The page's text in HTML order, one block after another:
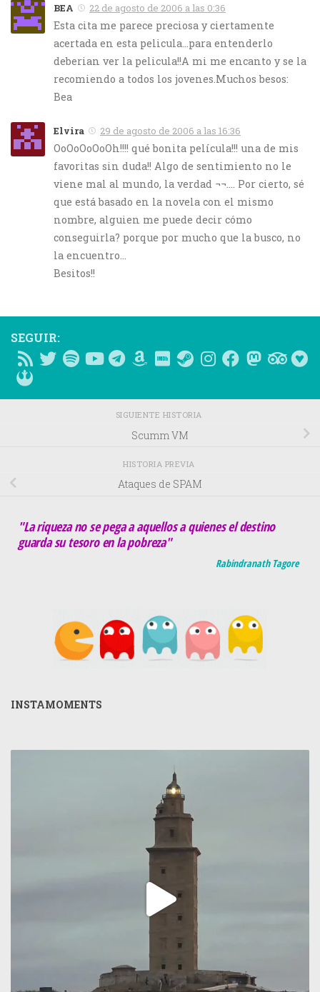
BEA 22 de agosto de 2006 a las 0:36
Esta cita me parece preciosa y ciertamente
acertada en esta pelicula…para entenderlo
deberian ver la pelicula!!A mi me encanto y se la
recomiendo a todos los jovenes.Muchos besos:
Bea
Elvira 29 de agosto de 2006 a las 16:36
OoOoOoOoOh!!!! qué bonita película!!! una de mis
favoritas sin duda!! Algo de sentimiento no le
viene mal al mundo, la verdad ¬¬…. Por cierto, sé
que está basado en la novela con el mismo
nombre, alguien me puede decir cómo
conseguirla? porque por mucho que la busco, no
la encuentro…
Besitos!!
SEGUIR:
SIGUIENTE HISTORIA
Scumm VM
HISTORIA PREVIA
Ataques de SPAM
"La riqueza no se pega a aquellos a quienes el destino
guarda su tesoro en la pobreza"
Rabindranath Tagore
INSTAMOMENTS